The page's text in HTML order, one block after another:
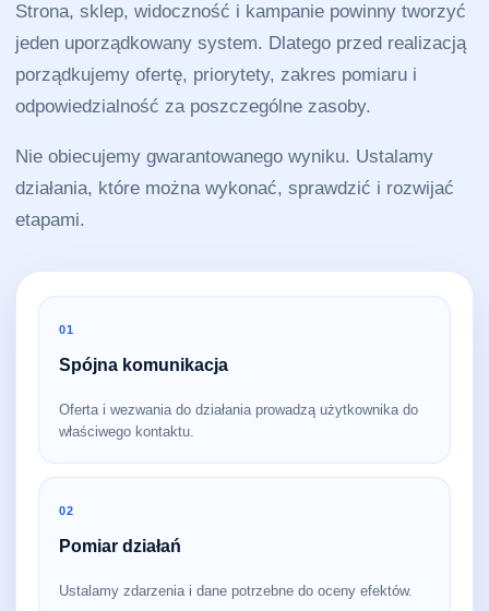
Strona, sklep, widoczność i kampanie powinny tworzyć
jeden uporządkowany system. Dlatego przed realizacją
porządkujemy ofertę, priorytety, zakres pomiaru i
odpowiedzialność za poszczególne zasoby.
Nie obiecujemy gwarantowanego wyniku. Ustalamy
działania, które można wykonać, sprawdzić i rozwijać
etapami.
01
Spójna komunikacja
Oferta i wezwania do działania prowadzą użytkownika do
właściwego kontaktu.
02
Pomiar działań
Ustalamy zdarzenia i dane potrzebne do oceny efektów.